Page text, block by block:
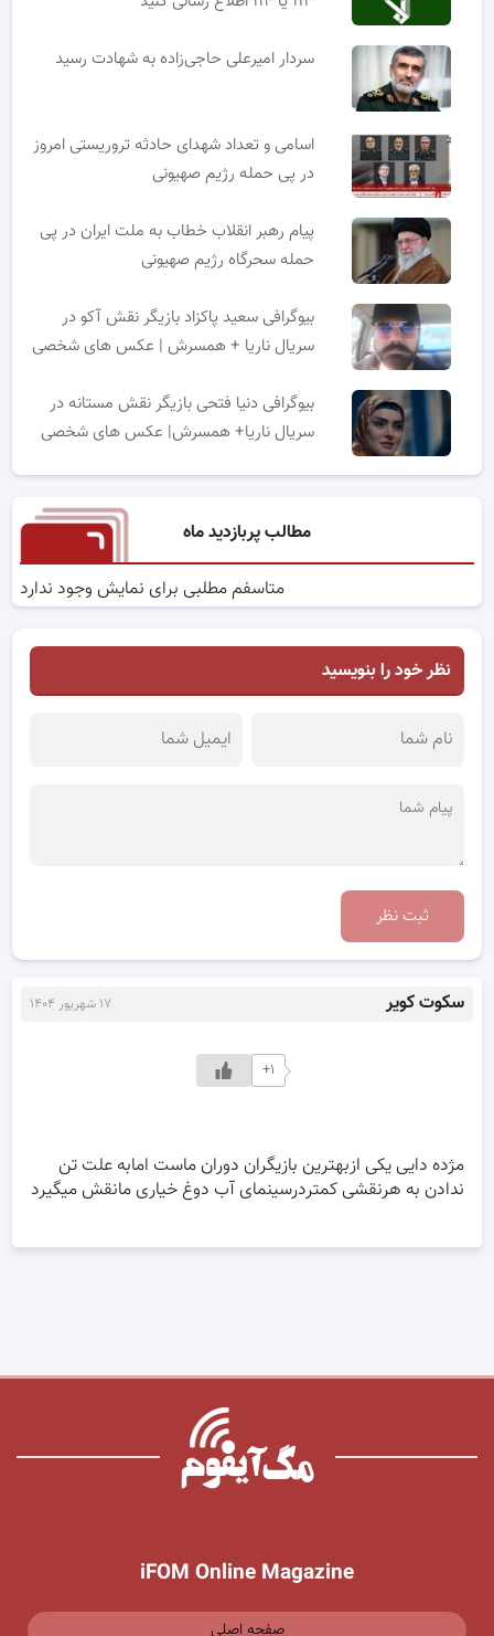
سردار امیرعلی حاجی‌زاده به شهادت رسید
اسامی و تعداد شهدای حادثه تروریستی امروز
در پی حمله رژیم صهیونی
پیام رهبر انقلاب خطاب به ملت ایران در پی
حمله سحرگاه رژیم صهیونی
بیوگرافی سعید پاکزاد بازیگر نقش آکو در
سریال ناریا + همسرش | عکس های شخصی
بیوگرافی دنیا فتحی بازیگر نقش مستانه در
سریال ناریا+ همسرش| عکس های شخصی
مطالب پربازدید ماه
متاسفم مطلبی برای نمایش وجود ندارد
نظر خود را بنویسید
ثبت نظر
سکوت کویر ۱۷ شهریور ۱۴۰۴
+۱
مژده دایی یکی ازبهترین بازیگران دوران ماست امابه علت تن
ندادن به هرنقشی کمتردرسینمای آب دوغ خیاری مانقش میگیرد
iFOM Online Magazine
صفحه اصلی